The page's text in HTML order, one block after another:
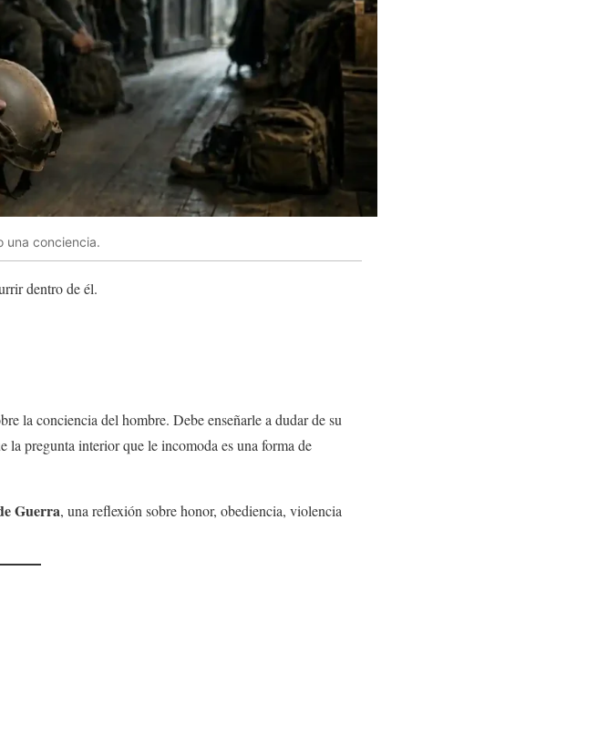
una conciencia.
dentro de él.
la conciencia del hombre. Debe enseñarle a dudar de su
pregunta interior que le incomoda es una forma de
Guerra, una reflexión sobre honor, obediencia, violencia